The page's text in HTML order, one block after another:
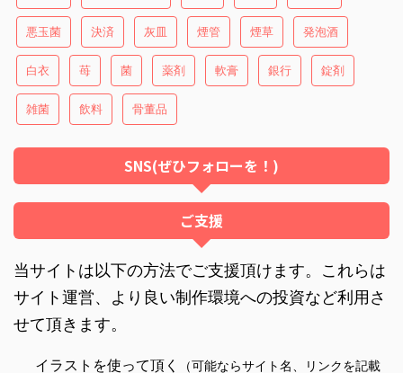
悪玉菌 決済 灰皿 煙管 煙草 発泡酒
白衣 苺 菌 薬剤 軟膏 銀行 錠剤
雑菌 飲料 骨董品
SNS(ぜひフォローを！)
ご支援
当サイトは以下の方法でご支援頂けます。これらは
サイト運営、より良い制作環境への投資など利用さ
せて頂きます。
イラストを使って頂く
（可能ならサイト名、リンクを記載